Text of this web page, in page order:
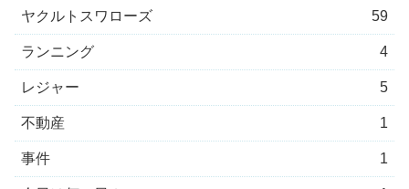
ヤクルトスワローズ 59
ランニング 4
レジャー 5
不動産 1
事件 1